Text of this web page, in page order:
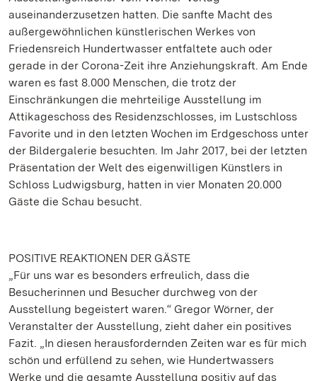
auseinanderzusetzen hatten. Die sanfte Macht des
außergewöhnlichen künstlerischen Werkes von
Friedensreich Hundertwasser entfaltete auch oder
gerade in der Corona-Zeit ihre Anziehungskraft. Am Ende
waren es fast 8.000 Menschen, die trotz der
Einschränkungen die mehrteilige Ausstellung im
Attikageschoss des Residenzschlosses, im Lustschloss
Favorite und in den letzten Wochen im Erdgeschoss unter
der Bildergalerie besuchten. Im Jahr 2017, bei der letzten
Präsentation der Welt des eigenwilligen Künstlers in
Schloss Ludwigsburg, hatten in vier Monaten 20.000
Gäste die Schau besucht.
POSITIVE REAKTIONEN DER GÄSTE
„Für uns war es besonders erfreulich, dass die
Besucherinnen und Besucher durchweg von der
Ausstellung begeistert waren.“ Gregor Wörner, der
Veranstalter der Ausstellung, zieht daher ein positives
Fazit. „In diesen herausfordernden Zeiten war es für mich
schön und erfüllend zu sehen, wie Hundertwassers
Werke und die gesamte Ausstellung positiv auf das